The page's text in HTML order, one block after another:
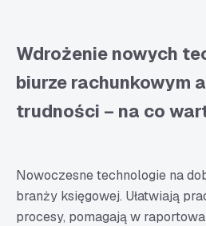
Wdrożenie nowych
biurze rachunkowym
trudności – na co
Nowoczesne technologie na
branży księgowej. Ułatwiają
procesy, pomagają w